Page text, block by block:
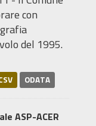
con
del 1995.
ODATA
ASP-ACER